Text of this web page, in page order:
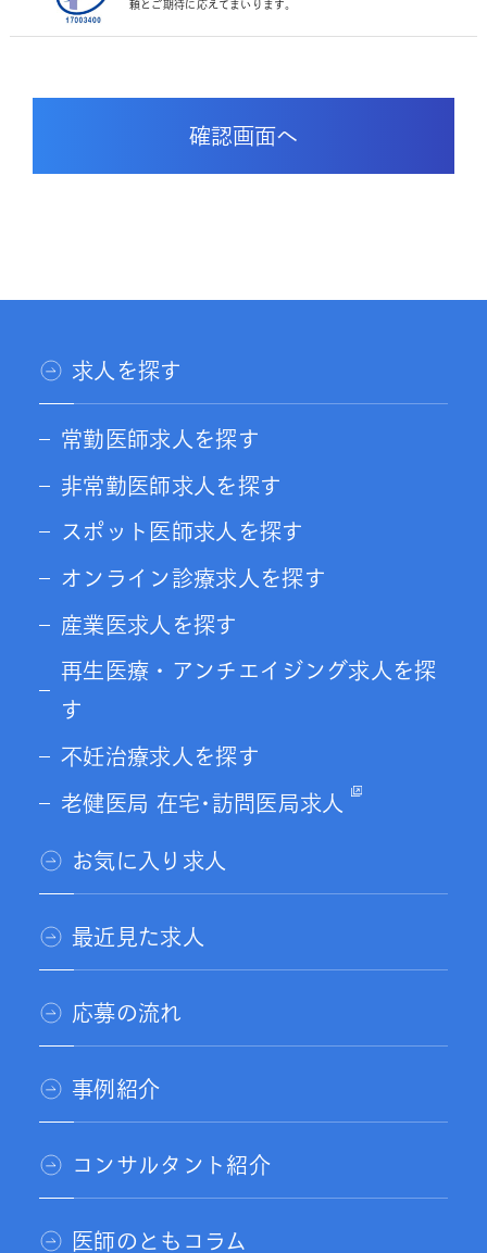
頼とご期待に応えてまいります。
求人を探す
常勤医師求人を探す
非常勤医師求人を探す
スポット医師求人を探す
オンライン診療求人を探す
産業医求人を探す
再生医療・アンチエイジング求人を探
す
不妊治療求人を探す
老健医局 在宅･訪問医局求人
お気に入り求人
最近見た求人
応募の流れ
事例紹介
コンサルタント紹介
医師のともコラム